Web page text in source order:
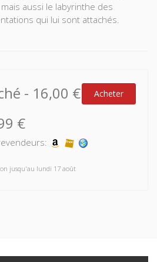
aussi le labyrinthe des
qui lui sont attachés.
- 16,00 € Acheter
€
jusqu'au lundi 17 août